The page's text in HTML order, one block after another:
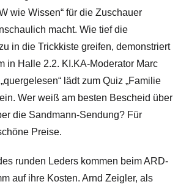
wie Wissen“ für die Zuschauer
macht. Wie tief die
in die Trickkiste greifen, demonstriert
in Halle 2.2. KI.KA-Moderator Marc
lädt zum Quiz „Familie
Wer weiß am besten Bescheid über
die Sandmann-Sendung? Für
Preise.
runden Leders kommen beim ARD-
auf ihre Kosten. Arnd Zeigler, als